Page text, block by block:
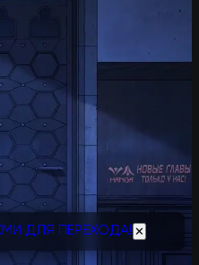
ДЛЯ ПЕРЕХОДА! ✕